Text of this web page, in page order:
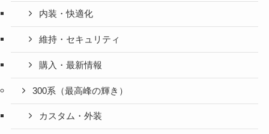
内装・快適化
維持・セキュリティ
購入・最新情報
300系（最高峰の輝き）
カスタム・外装